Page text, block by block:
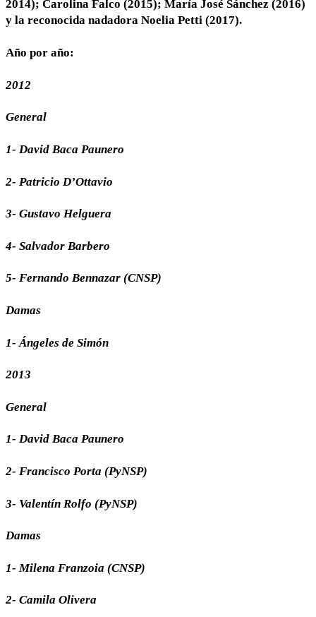
2014); Carolina Falco (2015); María José Sánchez (2016)
y la reconocida nadadora Noelia Petti (2017).
Año por año:
2012
General
1- David Baca Paunero
2- Patricio D’Ottavio
3- Gustavo Helguera
4- Salvador Barbero
5- Fernando Bennazar (CNSP)
Damas
1- Ángeles de Simón
2013
General
1- David Baca Paunero
2- Francisco Porta (PyNSP)
3- Valentín Rolfo (PyNSP)
Damas
1- Milena Franzoia (CNSP)
2- Camila Olivera